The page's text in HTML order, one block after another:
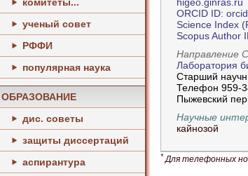
ученый совет
РФФИ
популярная наука
ОБРАЗОВАНИЕ
дис. советы
защиты диссертаций
аспирантура
ORCID ID:
Science Index
Scopus Author
Направление
Лаборатория
Старший
Телефон 959-
Пыжевский
Научные
кайнозой
*Для телефонных